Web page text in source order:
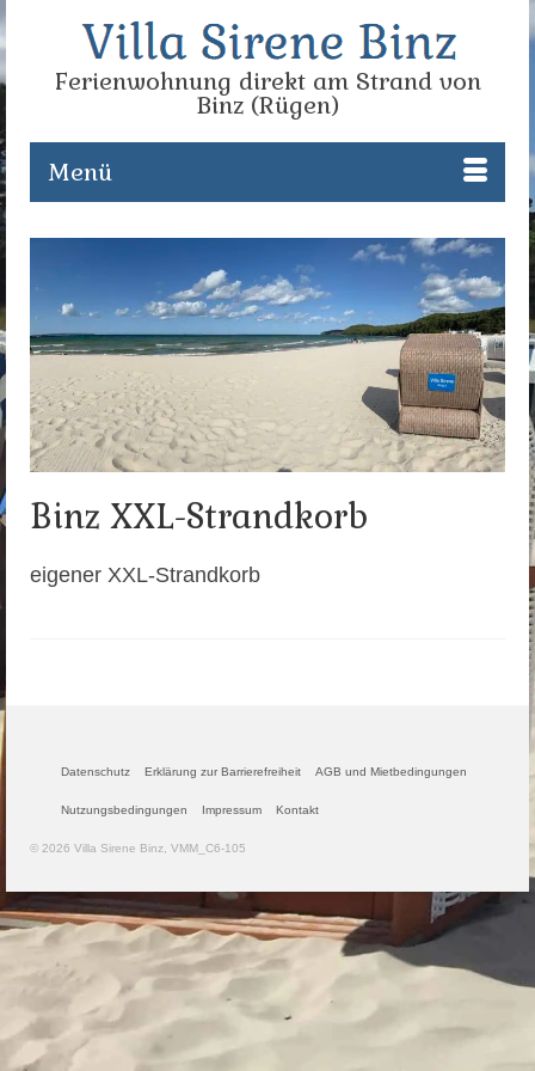
Ferienwohnung direkt am Strand von
Binz (Rügen)
Menü
Binz XXL-Strandkorb
eigener XXL-Strandkorb
Datenschutz Erklärung zur Barrierefreiheit AGB und Mietbedingungen
Nutzungsbedingungen Impressum Kontakt
© 2026 Villa Sirene Binz, VMM_C6-105